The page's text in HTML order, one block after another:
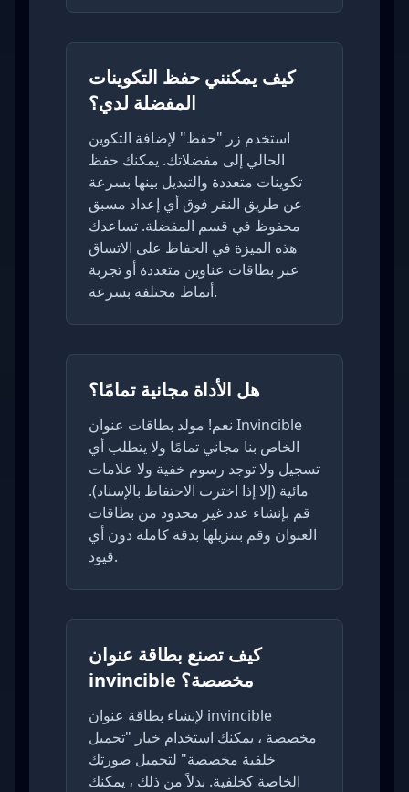
كيف يمكنني حفظ التكوينات
المفضلة لدي؟
استخدم زر "حفظ" لإضافة التكوين
الحالي إلى مفضلاتك. يمكنك حفظ
تكوينات متعددة والتبديل بينها بسرعة
عن طريق النقر فوق أي إعداد مسبق
محفوظ في قسم المفضلة. تساعدك
هذه الميزة في الحفاظ على الاتساق
عبر بطاقات عناوين متعددة أو تجربة
أنماط مختلفة بسرعة.
هل الأداة مجانية تمامًا؟
نعم! مولد بطاقات عنوان Invincible
الخاص بنا مجاني تمامًا ولا يتطلب أي
تسجيل ولا توجد رسوم خفية ولا علامات
مائية (إلا إذا اخترت الاحتفاظ بالإسناد).
قم بإنشاء عدد غير محدود من بطاقات
العنوان وقم بتنزيلها بدقة كاملة دون أي
قيود.
كيف تصنع بطاقة عنوان
invincible مخصصة؟
لإنشاء بطاقة عنوان invincible
مخصصة ، يمكنك استخدام خيار "تحميل
خلفية مخصصة" لتحميل صورتك
الخاصة كخلفية. بدلاً من ذلك ، يمكنك